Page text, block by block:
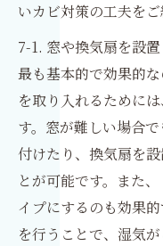
いカビ対策の工夫をご
7-1. 窓や換気扇を設
最も基本的で効果的
を取り入れるために
す。窓が難しい場合
付けたり、換気扇を
とが可能です。また
イプにするのも効果
を行うことで、湿気